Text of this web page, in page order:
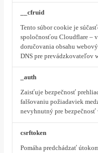
__cfruid
Tento súbor cookie je
spoločnosťou Cloudflare –
doručovania obsahu
DNS pre prevádzkovateľov
_auth
Zaisťuje bezpečnosť
falšovaniu požiadaviek
nevyhnutný pre bezpečnosť
csrftoken
Pomáha predchádzať